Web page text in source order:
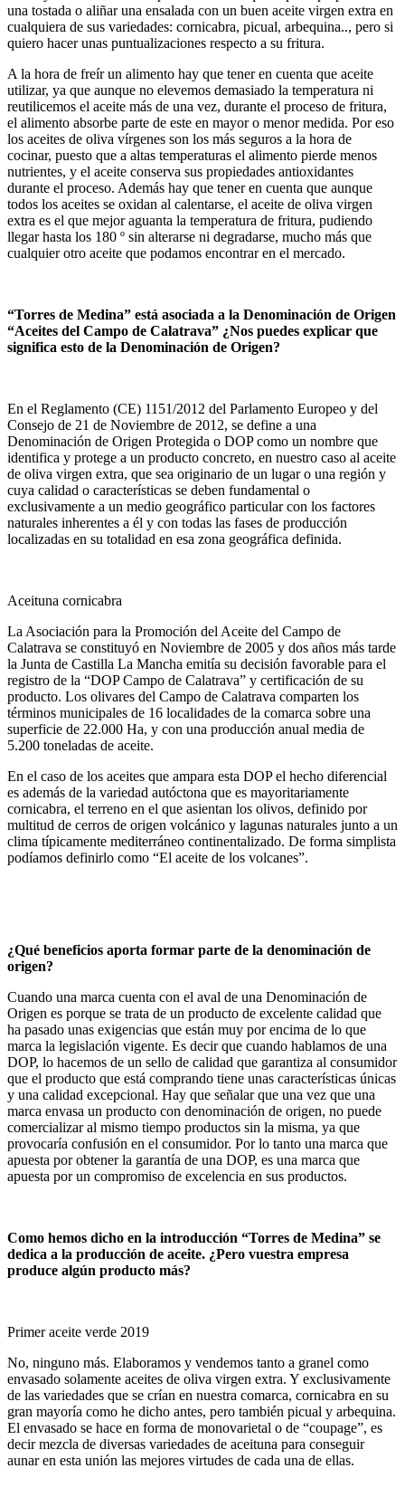
una tostada o aliñar una ensalada con un buen aceite virgen extra en
cualquiera de sus variedades: cornicabra, picual, arbequina.., pero si
quiero hacer unas puntualizaciones respecto a su fritura.
A la hora de freír un alimento hay que tener en cuenta que aceite
utilizar, ya que aunque no elevemos demasiado la temperatura ni
reutilicemos el aceite más de una vez, durante el proceso de fritura,
el alimento absorbe parte de este en mayor o menor medida. Por eso
los aceites de oliva vírgenes son los más seguros a la hora de
cocinar, puesto que a altas temperaturas el alimento pierde menos
nutrientes, y el aceite conserva sus propiedades antioxidantes
durante el proceso. Además hay que tener en cuenta que aunque
todos los aceites se oxidan al calentarse, el aceite de oliva virgen
extra es el que mejor aguanta la temperatura de fritura, pudiendo
llegar hasta los 180 º sin alterarse ni degradarse, mucho más que
cualquier otro aceite que podamos encontrar en el mercado.
“Torres de Medina” está asociada a la Denominación de Origen
“Aceites del Campo de Calatrava” ¿Nos puedes explicar que
significa esto de la Denominación de Origen?
En el Reglamento (CE) 1151/2012 del Parlamento Europeo y del
Consejo de 21 de Noviembre de 2012, se define a una
Denominación de Origen Protegida o DOP como un nombre que
identifica y protege a un producto concreto, en nuestro caso al aceite
de oliva virgen extra, que sea originario de un lugar o una región y
cuya calidad o características se deben fundamental o
exclusivamente a un medio geográfico particular con los factores
naturales inherentes a él y con todas las fases de producción
localizadas en su totalidad en esa zona geográfica definida.
Aceituna cornicabra
La Asociación para la Promoción del Aceite del Campo de
Calatrava se constituyó en Noviembre de 2005 y dos años más tarde
la Junta de Castilla La Mancha emitía su decisión favorable para el
registro de la “DOP Campo de Calatrava” y certificación de su
producto. Los olivares del Campo de Calatrava comparten los
términos municipales de 16 localidades de la comarca sobre una
superficie de 22.000 Ha, y con una producción anual media de
5.200 toneladas de aceite.
En el caso de los aceites que ampara esta DOP el hecho diferencial
es además de la variedad autóctona que es mayoritariamente
cornicabra, el terreno en el que asientan los olivos, definido por
multitud de cerros de origen volcánico y lagunas naturales junto a un
clima típicamente mediterráneo continentalizado. De forma simplista
podíamos definirlo como “El aceite de los volcanes”.
¿Qué beneficios aporta formar parte de la denominación de
origen?
Cuando una marca cuenta con el aval de una Denominación de
Origen es porque se trata de un producto de excelente calidad que
ha pasado unas exigencias que están muy por encima de lo que
marca la legislación vigente. Es decir que cuando hablamos de una
DOP, lo hacemos de un sello de calidad que garantiza al consumidor
que el producto que está comprando tiene unas características únicas
y una calidad excepcional. Hay que señalar que una vez que una
marca envasa un producto con denominación de origen, no puede
comercializar al mismo tiempo productos sin la misma, ya que
provocaría confusión en el consumidor. Por lo tanto una marca que
apuesta por obtener la garantía de una DOP, es una marca que
apuesta por un compromiso de excelencia en sus productos.
Como hemos dicho en la introducción “Torres de Medina” se
dedica a la producción de aceite. ¿Pero vuestra empresa
produce algún producto más?
Primer aceite verde 2019
No, ninguno más. Elaboramos y vendemos tanto a granel como
envasado solamente aceites de oliva virgen extra. Y exclusivamente
de las variedades que se crían en nuestra comarca, cornicabra en su
gran mayoría como he dicho antes, pero también picual y arbequina.
El envasado se hace en forma de monovarietal o de “coupage”, es
decir mezcla de diversas variedades de aceituna para conseguir
aunar en esta unión las mejores virtudes de cada una de ellas.